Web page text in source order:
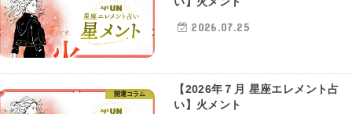
2026.07.25
開運コラム
【2026年７月 星座エレメント占
い】火メント